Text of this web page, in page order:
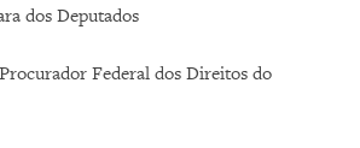
dos Deputados
Federal dos Direitos do